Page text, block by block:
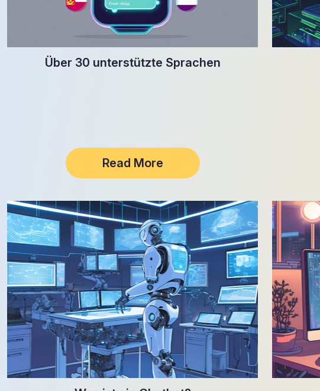
Über 30 unterstützte Sprachen
Read More